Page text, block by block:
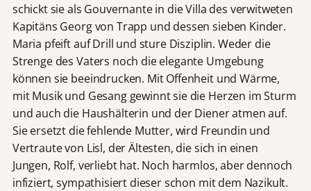
schickt sie als Gouvernante in die Villa des verwitweten
Kapitäns Georg von Trapp und dessen sieben Kinder.
Maria pfeift auf Drill und sture Disziplin. Weder die
Strenge des Vaters noch die elegante Umgebung
können sie beeindrucken. Mit Offenheit und Wärme,
mit Musik und Gesang gewinnt sie die Herzen im Sturm
und auch die Haushälterin und der Diener atmen auf.
Sie ersetzt die fehlende Mutter, wird Freundin und
Vertraute von Lisl, der Ältesten, die sich in einen
Jungen, Rolf, verliebt hat. Noch harmlos, aber dennoch
infiziert, sympathisiert dieser schon mit dem Nazikult.